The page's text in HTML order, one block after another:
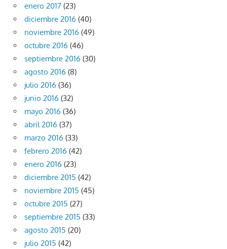
enero 2017 (23)
diciembre 2016 (40)
noviembre 2016 (49)
octubre 2016 (46)
septiembre 2016 (30)
agosto 2016 (8)
julio 2016 (36)
junio 2016 (32)
mayo 2016 (36)
abril 2016 (37)
marzo 2016 (33)
febrero 2016 (42)
enero 2016 (23)
diciembre 2015 (42)
noviembre 2015 (45)
octubre 2015 (27)
septiembre 2015 (33)
agosto 2015 (20)
julio 2015 (42)